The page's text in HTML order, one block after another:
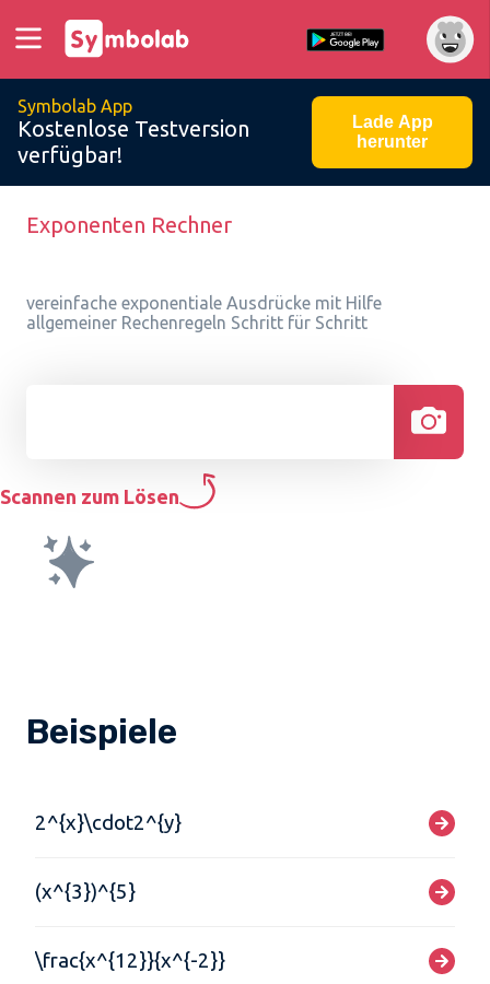
Symbolab App
Kostenlose Testversion
verfügbar!
Lade App
herunter
Exponenten Rechner
vereinfache exponentiale Ausdrücke mit Hilfe
allgemeiner Rechenregeln Schritt für Schritt
Scannen zum Lösen
Beispiele
2^{x}\cdot2^{y}
(x^{3})^{5}
\frac{x^{12}}{x^{-2}}